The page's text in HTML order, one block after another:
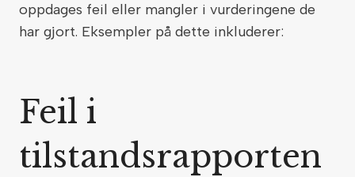
oppdages feil eller mangler i vurderingene de
har gjort. Eksempler på dette inkluderer:
Feil i
tilstandsrapporten